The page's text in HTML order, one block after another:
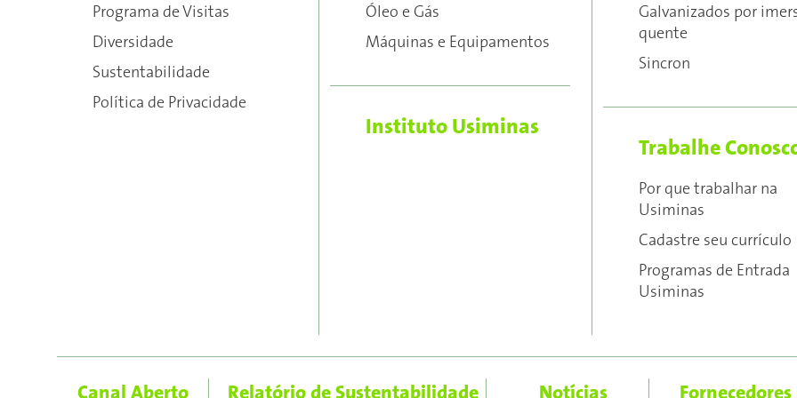
Programa de Visitas
Diversidade
Sustentabilidade
Política de Privacidade
Óleo e Gás
Máquinas e Equipamentos
Instituto Usiminas
Galvanizados por
quente
Sincron
Trabalhe
Por que trabalhar na
Usiminas
Cadastre seu currículo
Programas de Entrada
Usiminas
Canal Aberto Relatório de Sustentabilidade Notícias Fornecedores